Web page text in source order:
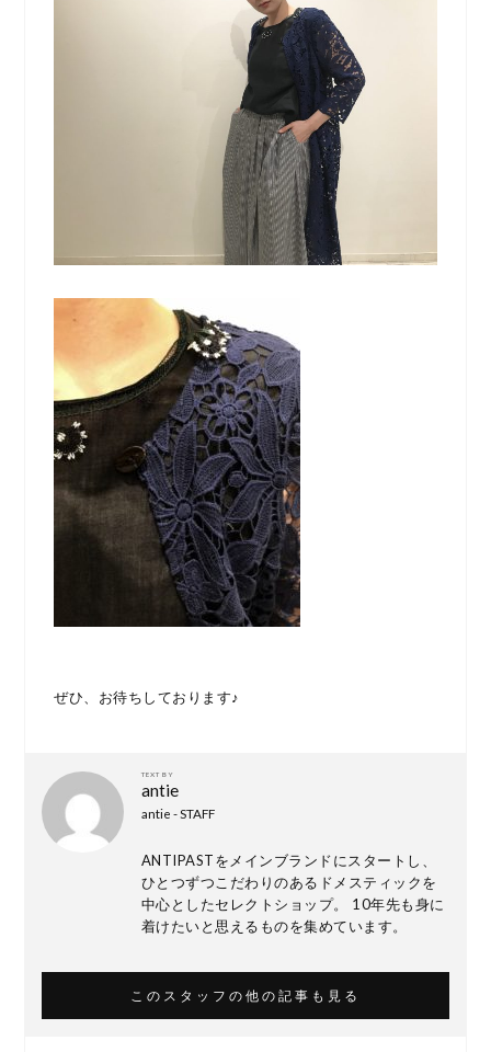
ぜひ、お待ちしております♪
TEXT BY
antie
antie - STAFF
ANTIPASTをメインブランドにスタートし、
ひとつずつこだわりのあるドメスティックを
中心としたセレクトショップ。 10年先も身に
着けたいと思えるものを集めています。
このスタッフの他の記事も見る